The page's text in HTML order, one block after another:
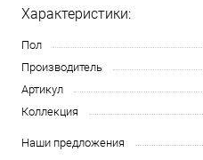
Характеристики:
Пол
Производитель
Артикул
Коллекция
Наши предложения